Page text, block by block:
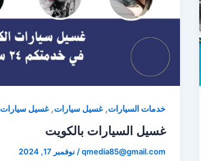
خدمات السيارات,غسيل سيارات,غسيل سيارات vip
غسيل السيارات بالكويت
qmedia85@gmail.com
/ نوفمبر 17, 2024